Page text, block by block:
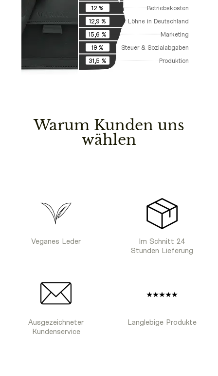
12 %
Betriebskosten
12,9 %
Löhne in Deutschland
15,6 %
Marketing
19 %
Steuer & Sozialabgaben
31,5 %
Produktion
Warum Kunden uns
wählen
Veganes Leder
Im Schnitt 24
Stunden Lieferung
Ausgezeichneter
Kundenservice
Langlebige Produkte